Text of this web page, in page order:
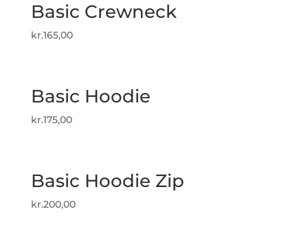
Basic Crewneck
kr.165,00
Basic Hoodie
kr.175,00
Basic Hoodie Zip
kr.200,00